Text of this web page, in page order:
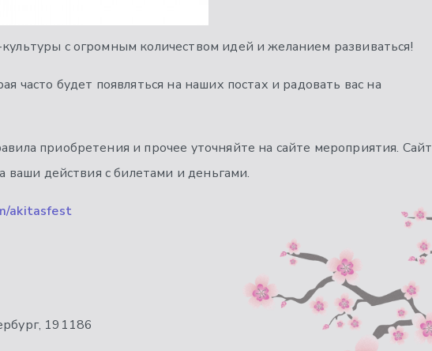
с огромным количеством идей и желанием развиваться!
часто будет появляться на наших постах и радовать вас на
приобретения и прочее уточняйте на сайте мероприятия. Сайт
ваши действия с билетами и деньгами.
akitasfest
191186